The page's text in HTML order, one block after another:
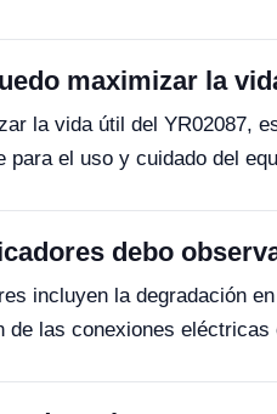
maximizar la
la vida útil del YR02087,
para el uso y cuidado del
debo
incluyen la degradación
de las conexiones eléctricas